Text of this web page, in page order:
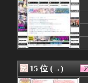
08/06 10:30
08/06 10:21
08/06 09:05
08/06 09:00
08/06 09:00
08/06 09:00
08/06 08:22
15 位 (→)